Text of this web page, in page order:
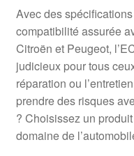
Procédure de
Termes et conditions
Avec des
compatibilité assurée
Citroën et Peugeot,
judicieux pour tous
réparation ou
prendre des risques
? Choisissez un
domaine de